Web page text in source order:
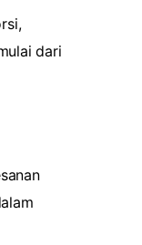
dari